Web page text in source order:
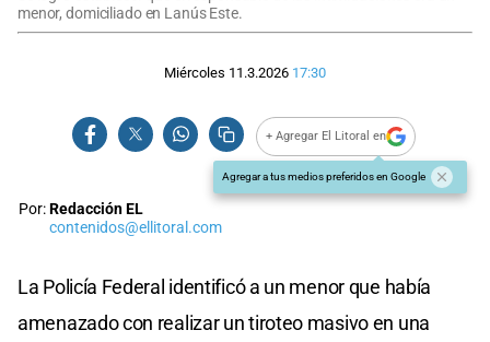
menor, domiciliado en Lanús Este.
Miércoles 11.3.2026 17:30
+ Agregar El Litoral en
Agregar a tus medios preferidos en Google
Por:Redacción EL
contenidos@ellitoral.com
La Policía Federal identificó a un menor que había
amenazado con realizar un tiroteo masivo en una